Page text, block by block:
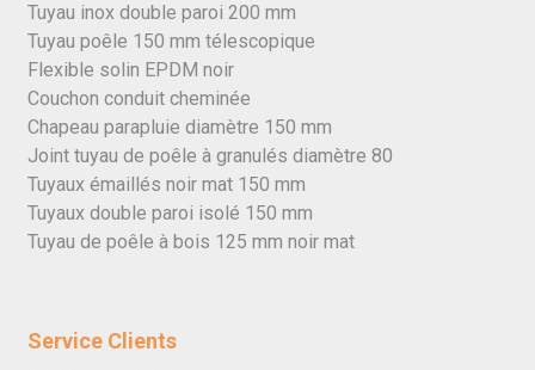
Tuyau inox double paroi 200 mm
Tuyau poêle 150 mm télescopique
Flexible solin EPDM noir
Couchon conduit cheminée
Chapeau parapluie diamètre 150 mm
Joint tuyau de poêle à granulés diamètre 80
Tuyaux émaillés noir mat 150 mm
Tuyaux double paroi isolé 150 mm
Tuyau de poêle à bois 125 mm noir mat
Service Clients